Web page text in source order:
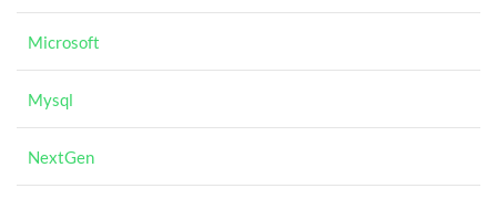
Microsoft
Mysql
NextGen